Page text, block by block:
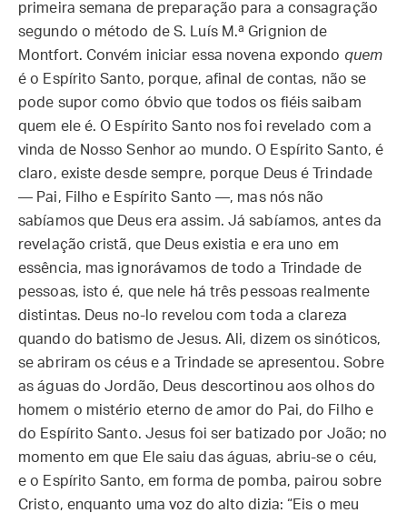
primeira semana de preparação para a consagração
segundo o método de S. Luís M.ª Grignion de
Montfort. Convém iniciar essa novena expondo quem
é o Espírito Santo, porque, afinal de contas, não se
pode supor como óbvio que todos os fiéis saibam
quem ele é. O Espírito Santo nos foi revelado com a
vinda de Nosso Senhor ao mundo. O Espírito Santo, é
claro, existe desde sempre, porque Deus é Trindade
— Pai, Filho e Espírito Santo —, mas nós não
sabíamos que Deus era assim. Já sabíamos, antes da
revelação cristã, que Deus existia e era uno em
essência, mas ignorávamos de todo a Trindade de
pessoas, isto é, que nele há três pessoas realmente
distintas. Deus no-lo revelou com toda a clareza
quando do batismo de Jesus. Ali, dizem os sinóticos,
se abriram os céus e a Trindade se apresentou. Sobre
as águas do Jordão, Deus descortinou aos olhos do
homem o mistério eterno de amor do Pai, do Filho e
do Espírito Santo. Jesus foi ser batizado por João; no
momento em que Ele saiu das águas, abriu-se o céu,
e o Espírito Santo, em forma de pomba, pairou sobre
Cristo, enquanto uma voz do alto dizia: “Eis o meu